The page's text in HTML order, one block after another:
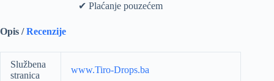
✔ Plaćanje pouzećem
Opis /Recenzije
Službena
stranica
www.Tiro-Drops.ba